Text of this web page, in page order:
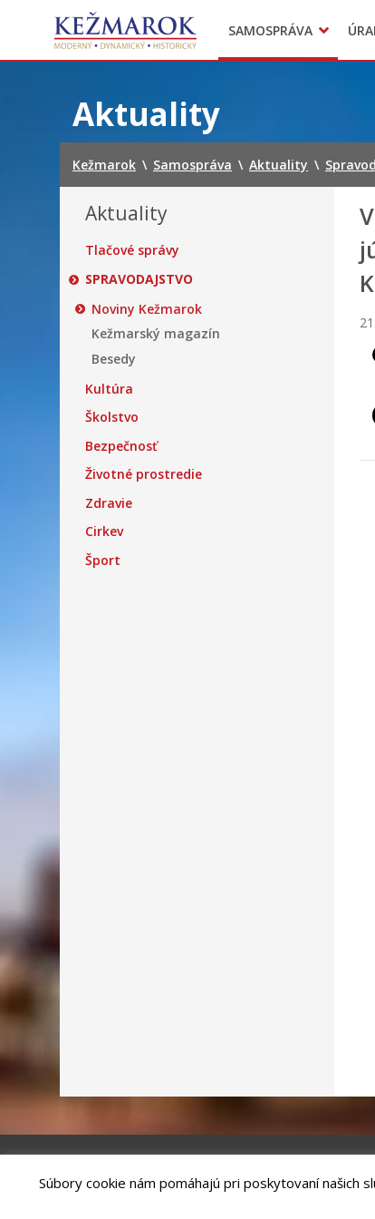
SAMOSPRÁVA
Mestská polícia
Sekcie úradu
Aktuality
Kežmarok \ Samospráva \ Aktuality \
Aktuality
Tlačové správy
SPRAVODAJSTVO
Noviny Kežmarok
Kežmarský magazín
Besedy
Kultúra
Školstvo
Bezpečnosť
Životné prostredie
Zdravie
Cirkev
Šport
Riešenie ANTIK SMART CITY
| Technický prevádzkovateľ –
Súbory cookie nám pomáhajú pri poskytovaní našich